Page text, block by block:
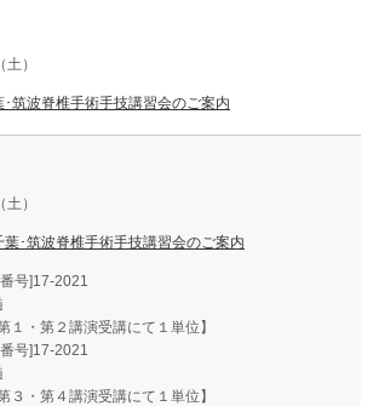
）
筑波脊椎手術手技講習会のご案内
）
･筑波脊椎手術手技講習会のご案内
号]17-2021
１・第２講演受講にて１単位】
号]17-2021
３・第４講演受講にて１単位】